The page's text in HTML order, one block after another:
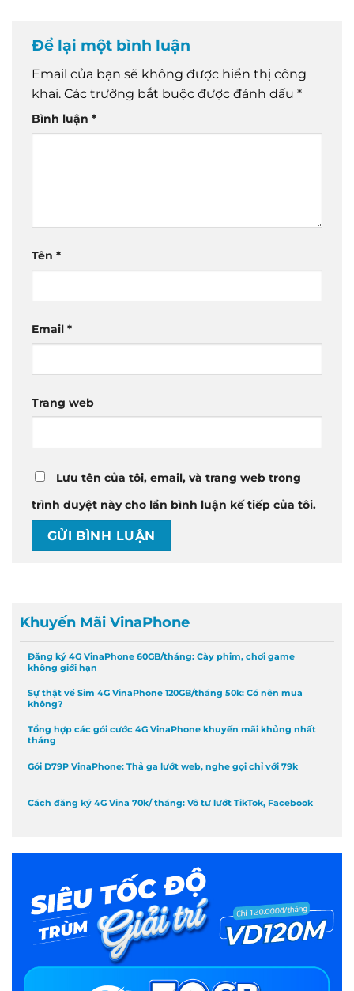
Để lại một bình luận
Email của bạn sẽ không được hiển thị công
khai. Các trường bắt buộc được đánh dấu *
Bình luận *
Tên *
Email *
Trang web
Lưu tên của tôi, email, và trang web trong
trình duyệt này cho lần bình luận kế tiếp của tôi.
Khuyến Mãi VinaPhone
Đăng ký 4G VinaPhone 60GB/tháng: Cày phim, chơi game
không giới hạn
Sự thật về Sim 4G VinaPhone 120GB/tháng 50k: Có nên mua
không?
Tổng hợp các gói cước 4G VinaPhone khuyến mãi khủng nhất
tháng
Gói D79P VinaPhone: Thả ga lướt web, nghe gọi chỉ với 79k
Cách đăng ký 4G Vina 70k/ tháng: Vô tư lướt TikTok, Facebook